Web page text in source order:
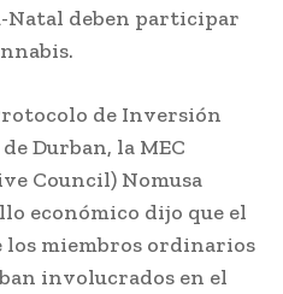
Natal deben participar
de Inversión
Durban, la MEC
Council) Nomusa
económico dijo que el
los miembros ordinarios
involucrados en el